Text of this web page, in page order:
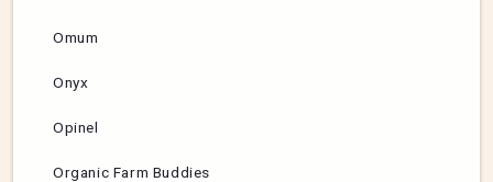
Omum
Onyx
Opinel
Organic Farm Buddies